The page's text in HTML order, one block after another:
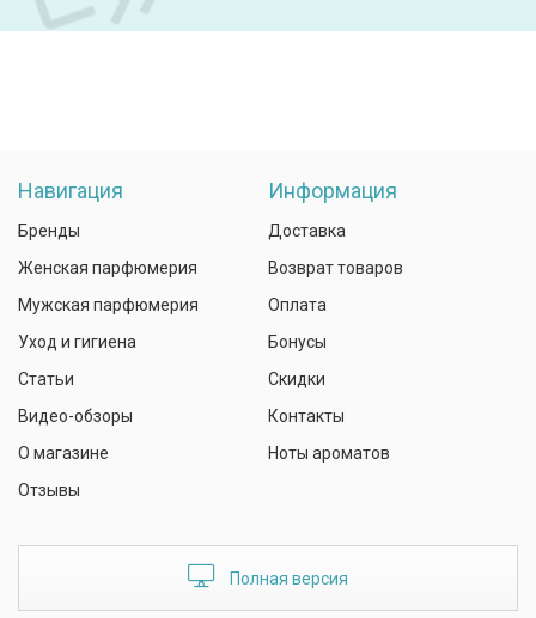
Навигация
Бренды
Женская парфюмерия
Мужская парфюмерия
Уход и гигиена
Статьи
Видео-обзоры
О магазине
Отзывы
Информация
Доставка
Возврат товаров
Оплата
Бонусы
Скидки
Контакты
Ноты ароматов
Полная версия